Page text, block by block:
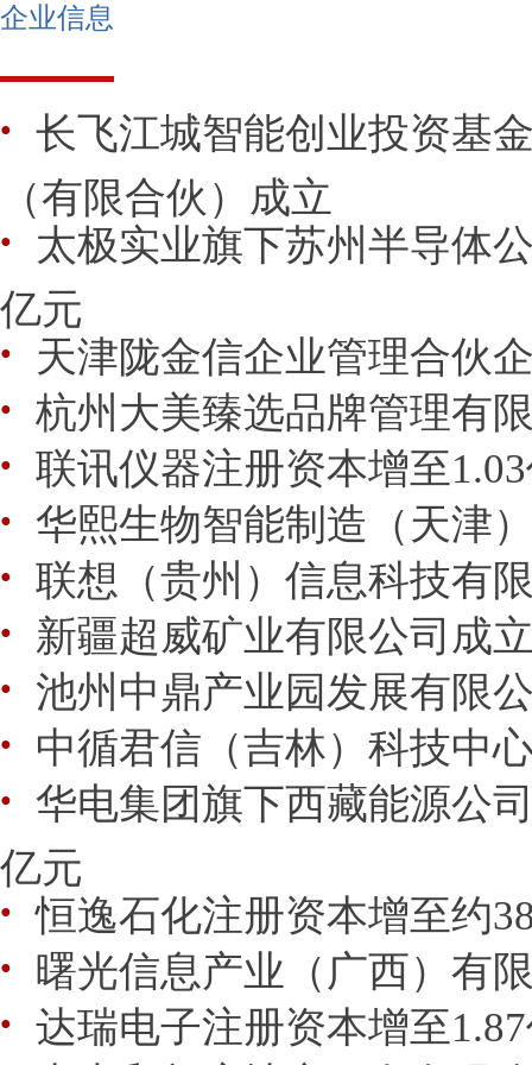
企业信息
● 长飞江城智能创业投资基
（有限合伙）成立
● 太极实业旗下苏州半导体
亿元
● 天津陇金信企业管理合伙
● 杭州大美臻选品牌管理有
● 联讯仪器注册资本增至
● 华熙生物智能制造（天津
● 联想（贵州）信息科技有
● 新疆超威矿业有限公司成
● 池州中鼎产业园发展有限
● 中循君信（吉林）科技中
● 华电集团旗下西藏能源公
亿元
● 恒逸石化注册资本增至约
● 曙光信息产业（广西）有
●
达瑞电子注册资本增至